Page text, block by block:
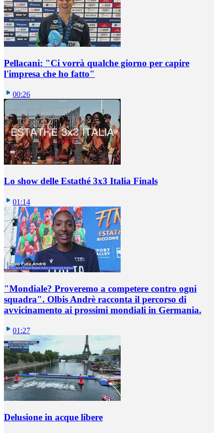
Pellacani: "Ci vorrà qualche giorno per capire
l'impresa che ho fatto"
00:26
Lo show delle Estathé 3x3 Italia Finals
01:14
"Mondiale? Proveremo a competere contro ogni
squadra". Olbis Andrè racconta il percorso di
avvicinamento ai prossimi mondiali in Germania.
01:27
Delusione in acque libere